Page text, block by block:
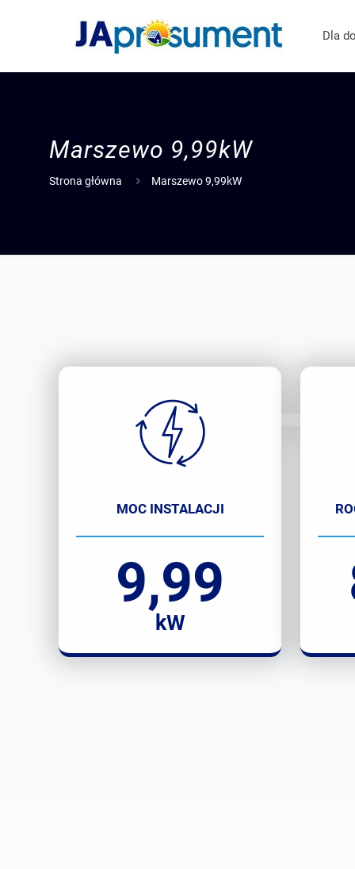
Dla
Marszewo 9,99kW
Strona główna Marszewo 9,99kW
MOC INSTALACJI
9,99
kW